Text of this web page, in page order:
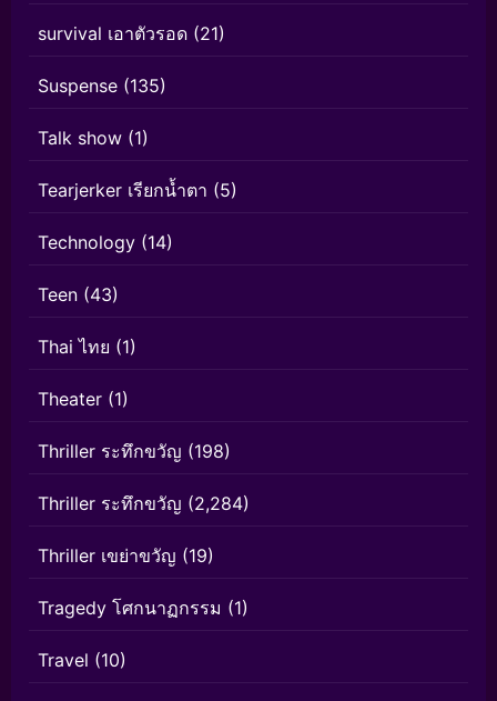
survival เอาตัวรอด (21)
Suspense (135)
Talk show (1)
Tearjerker เรียกน้ำตา (5)
Technology (14)
Teen (43)
Thai ไทย (1)
Theater (1)
Thriller ระทึกขวัญ (198)
Thriller ระทึกขวัญ (2,284)
Thriller เขย่าขวัญ (19)
Tragedy โศกนาฏกรรม (1)
Travel (10)